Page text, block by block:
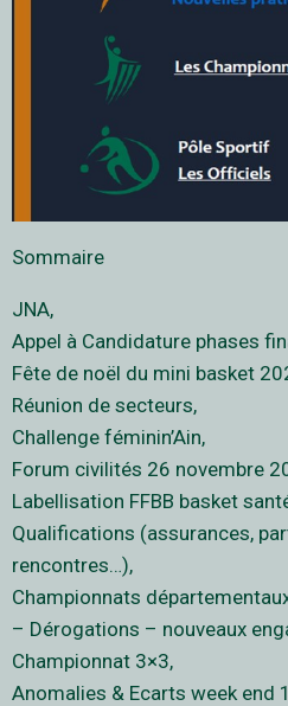
Sommaire
JNA,
Appel à Candidature phases
Fête de noël du mini basket
Réunion de secteurs,
Challenge féminin’Ain,
Forum civilités 26 novembre
Labellisation FFBB basket
Qualifications (assurances,
rencontres…),
Championnats
– Dérogations – nouveaux
Championnat 3×3,
Anomalies & Ecarts week end